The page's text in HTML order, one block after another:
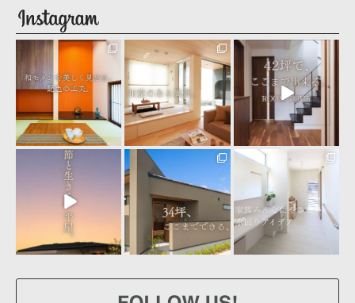
seiyu_1
seiyu_1
8月 3
seiyu_1
8月 1
seiyu_1
7月 31
seiyu_1
7月 28